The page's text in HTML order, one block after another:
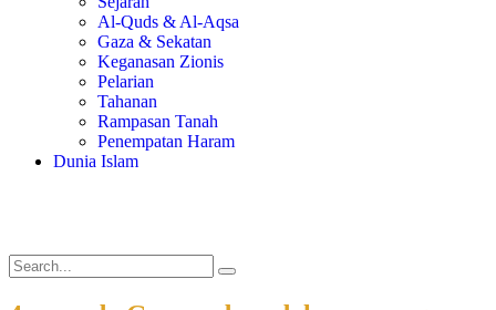
Al-Quds & Al-Aqsa
Gaza & Sekatan
Keganasan Zionis
Pelarian
Tahanan
Rampasan Tanah
Penempatan Haram
Dunia Islam